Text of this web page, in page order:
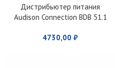
Дистрибьютер питания
Audison Connection BDB 51.1
4730,00 ₽